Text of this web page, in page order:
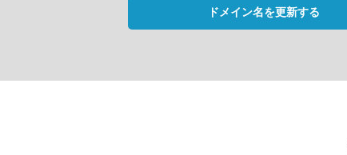
ドメイン名を更新する